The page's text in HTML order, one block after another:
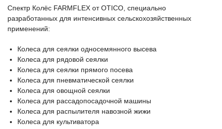
Спектр Колёс FARMFLEX от OTICO, специально
разработанных для интенсивных сельскохозяйственных
применений:
Колеса для сеялки односемянного высева
Колеса для рядовой сеялки
Колеса для сеялки прямого посева
Колеса для пневматической сеялки
Колеса для овощной сеялки
Колеса для рассадопосадочной машины
Колеса для распылителя навозной жижи
Колеса для культиватора